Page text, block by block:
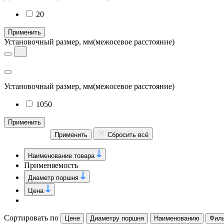
20
Применить
Установочный размер, мм(межосевое расстояние)
Установочный размер, мм(межосевое расстояние)
1050
Применить
Применить
Сбросить всё
Наименование товара
Применяемость
Диаметр поршня
Цена
Сортировать по Цене Диаметру поршня Наименованию